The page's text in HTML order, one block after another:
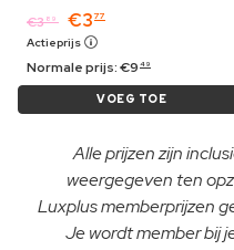
€3 89 €3 77
Actieprijs
Normale prijs:€9 49
VOEG TOE
Alle prijzen zijn
weergegeven ten
Luxplus memberprijzen
Je wordt member bij